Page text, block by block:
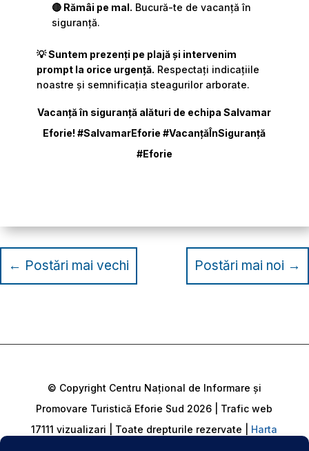
🔴 Rămâi pe mal. Bucură-te de vacanță în
siguranță.
💡 Suntem prezenți pe plajă și intervenim
prompt la orice urgență. Respectați indicațiile
noastre și semnificația steagurilor arborate.
Vacanță în siguranță alături de echipa Salvamar
Eforie! #SalvamarEforie #VacanțăÎnSiguranță
#Eforie
← Postări mai vechi Postări mai noi →
© Copyright Centru Național de Informare și
Promovare Turistică Eforie Sud 2026 | Trafic web
17111 vizualizari | Toate drepturile rezervate | Harta